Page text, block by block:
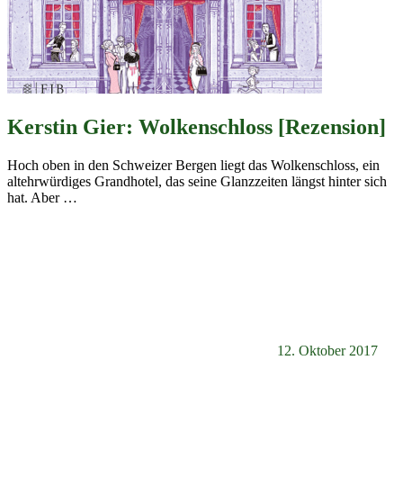
Kerstin Gier: Wolkenschloss [Rezension]
Hoch oben in den Schweizer Bergen liegt das Wolkenschloss, ein
altehrwürdiges Grandhotel, das seine Glanzzeiten längst hinter sich
hat. Aber …
12. Oktober 2017